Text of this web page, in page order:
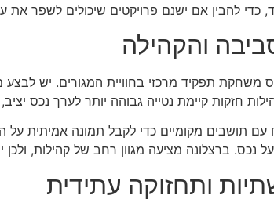
כדי להבין אם ישנם פרויקטים שיכולים לשפר את
והקהילה
תפקיד מרכזי בחוויית המגורים. יש לבצע
חזקות קיימת נטייה גבוהה יותר לערך נכס
עם תושבים מקומיים כדי לקבל תמונה אמיתית על
נכס. ברצלונה מציעה מגוון רחב של קהילות,
ותחזוקה עתידית